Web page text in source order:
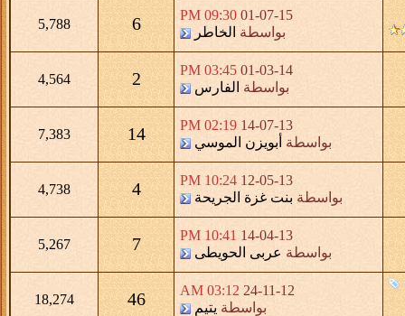
01-07-15
09:30 PM
بواسطة الخاطر 6
5,788
01-03-14
03:45 PM
بواسطة الفارس 2
4,564
14-07-13
02:19 PM
بواسطة أبويزن الموسي 14
7,383
12-05-13
10:24 PM
بواسطة بنت غزة الجريحة 4
4,738
14-04-13
10:41 PM
بواسطة عربى الحويطى 7
5,267
24-11-12
03:12 AM
بواسطة يتيم 46
18,274